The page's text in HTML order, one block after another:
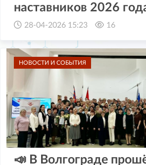
наставников 2026
28-04-2026 15:23 16
НОВОСТИ И СОБЫТИЯ
📣 В Волгограде